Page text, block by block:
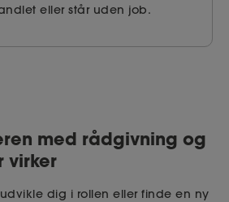
eller står uden job.
med rådgivning og
virker
dig i rollen eller finde en ny